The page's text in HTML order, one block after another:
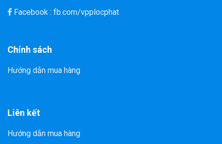
Facebook : fb.com/vpplocphat
Chính sách
Hướng dẫn mua hàng
Liên kết
Hướng dẫn mua hàng